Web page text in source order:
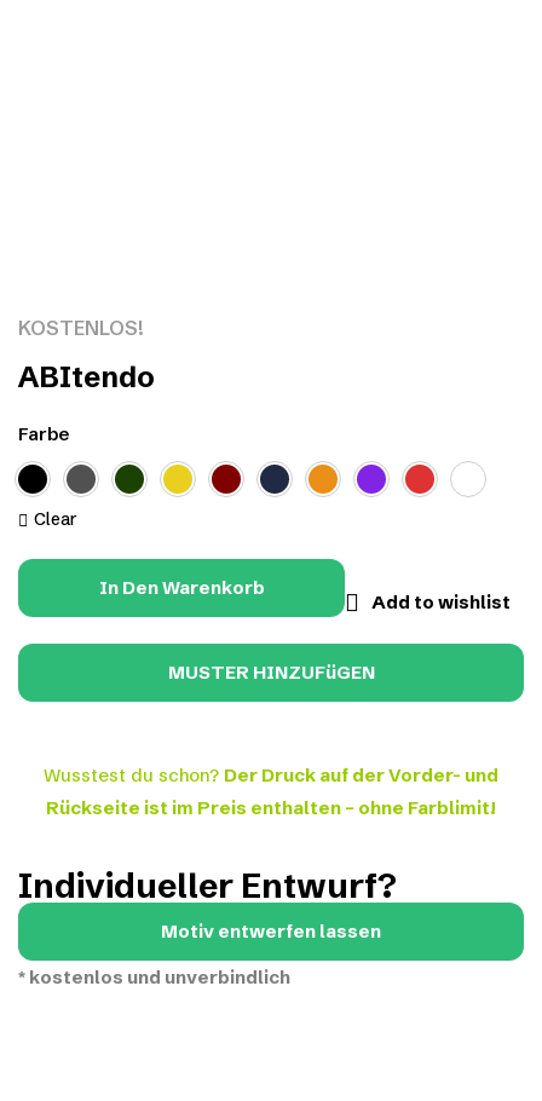
KOSTENLOS!
ABItendo
Farbe
Clear
In Den Warenkorb
Add to wishlist
Wusstest du schon? Der Druck auf der Vorder- und
Rückseite ist im Preis enthalten – ohne Farblimit!
Individueller Entwurf?
Motiv entwerfen lassen
* kostenlos und unverbindlich